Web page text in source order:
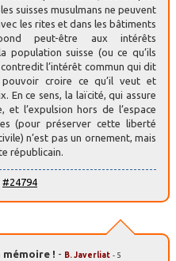
suisses musulmans ne peuvent
les rites et dans les bâtiments
peut-être aux intérêts
population suisse (ou ce qu’ils
l’intérêt commun qui dit
croire ce qu’il veut et
En ce sens, la laïcité, qui assure
et l’expulsion hors de l’espace
(pour préserver cette liberté
n’est pas un ornement, mais
républicain.
#24794
mémoire ! - B. Javerliat - 5